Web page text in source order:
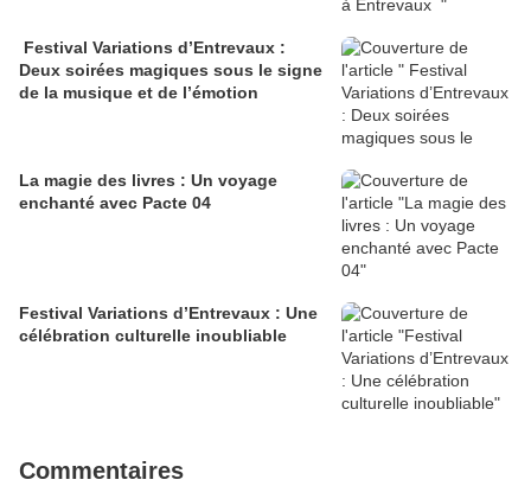
Festival Variations d’Entrevaux :
Deux soirées magiques sous le signe
de la musique et de l’émotion
La magie des livres : Un voyage
enchanté avec Pacte 04
Festival Variations d’Entrevaux : Une
célébration culturelle inoubliable
Commentaires